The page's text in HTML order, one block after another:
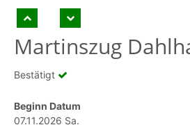
Martinszug
Bestätigt
Beginn Datum
07.11.2026 Sa.